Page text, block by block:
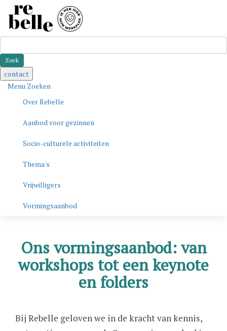
contact
Menu Zoeken
Over Rebelle
Aanbod voor gezinnen
Socio-culturele activiteiten
Thema's
Vrijwilligers
Vormingsaanbod
Ons vormingsaanbod: van
workshops tot een keynote
en folders
Bij Rebelle geloven we in de kracht van kennis,